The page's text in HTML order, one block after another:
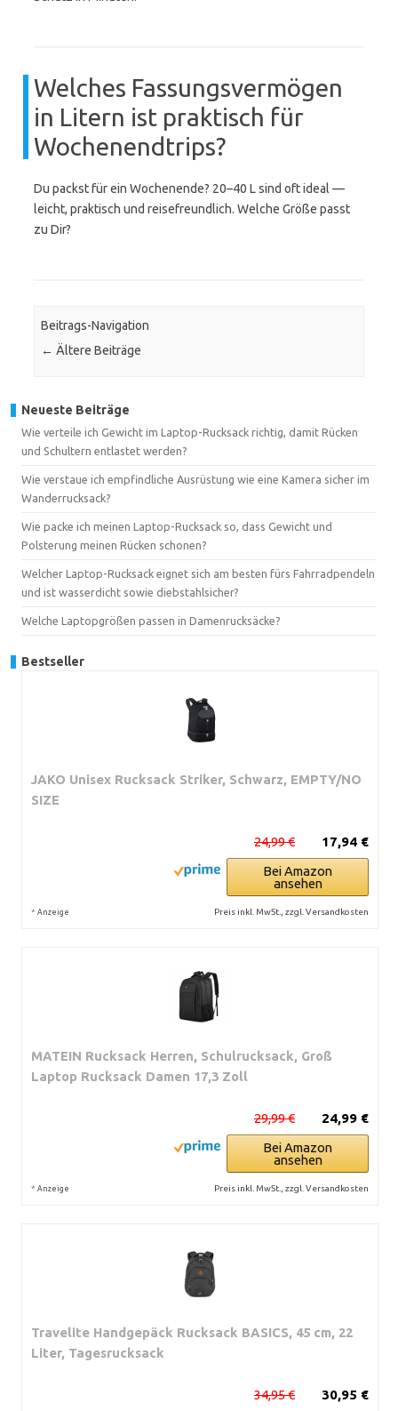
Welches Fassungsvermögen
in Litern ist praktisch für
Wochenendtrips?
Du packst für ein Wochenende? 20–40 L sind oft ideal —
leicht, praktisch und reisefreundlich. Welche Größe passt
zu Dir?
Beitrags-Navigation
← Ältere Beiträge
Neueste Beiträge
Wie verteile ich Gewicht im Laptop-Rucksack richtig, damit Rücken
und Schultern entlastet werden?
Wie verstaue ich empfindliche Ausrüstung wie eine Kamera sicher im
Wanderrucksack?
Wie packe ich meinen Laptop-Rucksack so, dass Gewicht und
Polsterung meinen Rücken schonen?
Welcher Laptop-Rucksack eignet sich am besten fürs Fahrradpendeln
und ist wasserdicht sowie diebstahlsicher?
Welche Laptopgrößen passen in Damenrucksäcke?
Bestseller
JAKO Unisex Rucksack Striker, Schwarz, EMPTY/NO
SIZE
17,94 €
24,99 €
Bei Amazon
ansehen
* Anzeige Preis inkl. MwSt., zzgl. Versandkosten
MATEIN Rucksack Herren, Schulrucksack, Groß
Laptop Rucksack Damen 17,3 Zoll
24,99 €
29,99 €
Bei Amazon
ansehen
* Anzeige Preis inkl. MwSt., zzgl. Versandkosten
Travelite Handgepäck Rucksack BASICS, 45 cm, 22
Liter, Tagesrucksack
30,95 €
34,95 €